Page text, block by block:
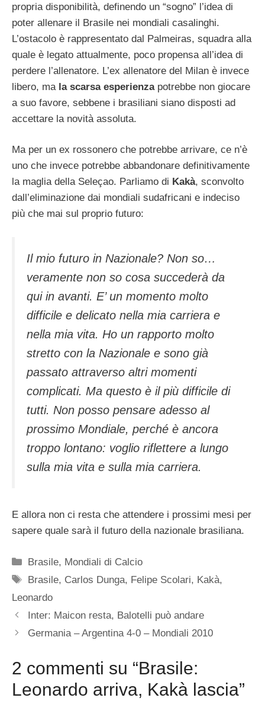
propria disponibilità, definendo un “sogno” l’idea di
poter allenare il Brasile nei mondiali casalinghi.
L’ostacolo è rappresentato dal Palmeiras, squadra alla
quale è legato attualmente, poco propensa all’idea di
perdere l’allenatore. L’ex allenatore del Milan è invece
libero, mala scarsa esperienzapotrebbe non giocare
a suo favore, sebbene i brasiliani siano disposti ad
accettare la novità assoluta.
Ma per un ex rossonero che potrebbe arrivare, ce n’è
uno che invece potrebbe abbandonare definitivamente
la maglia della Seleçao. Parliamo di Kakà, sconvolto
dall’eliminazione dai mondiali sudafricani e indeciso
più che mai sul proprio futuro:
Il mio futuro in Nazionale? Non so…
veramente non so cosa succederà da
qui in avanti. E’ un momento molto
difficile e delicato nella mia carriera e
nella mia vita. Ho un rapporto molto
stretto con la Nazionale e sono già
passato attraverso altri momenti
complicati. Ma questo è il più difficile di
tutti. Non posso pensare adesso al
prossimo Mondiale, perché è ancora
troppo lontano: voglio riflettere a lungo
sulla mia vita e sulla mia carriera.
E allora non ci resta che attendere i prossimi mesi per
sapere quale sarà il futuro della nazionale brasiliana.
Categorie
Brasile, Mondiali di Calcio
Tag
Brasile, Carlos Dunga, Felipe Scolari, Kakà,
Leonardo
Inter: Maicon resta, Balotelli può andare
Germania – Argentina 4-0 – Mondiali 2010
2 commenti su “Brasile:
Leonardo arriva, Kakà lascia”